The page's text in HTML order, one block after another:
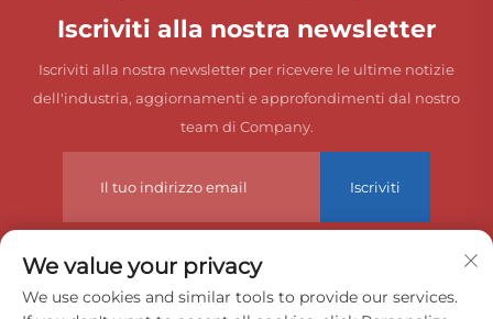
Iscriviti alla nostra newsletter
Iscriviti alla nostra newsletter per ricevere le ultime notizie
dell'industria, aggiornamenti e approfondimenti dal nostro
team di Company.
Iscriviti
Copyright © 2025 China Dongguan Zeyuan International Freight
We value your privacy
We use cookies and similar tools to provide our services.